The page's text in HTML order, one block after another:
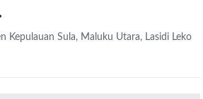
Kepulauan Sula, Maluku Utara, Lasidi Leko